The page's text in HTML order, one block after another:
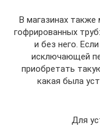
В магазинах
гофрированных
и без него.
исключающей
приобретать
какая была
Для